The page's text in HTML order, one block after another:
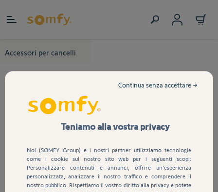
Accessori per cancelli
Teniamo alla vostra privacy
Noi (SOMFY Group) e i nostri partner utilizziamo tecnologie
come i cookie sul nostro sito web per i seguenti scopi:
Personalizzare contenuti e annunci, offrire un'esperienza
personalizzata, analizzare il nostro traffico e comprendere il
nostro pubblico. Rispettiamo il vostro diritto alla privacy e potete
Continua senza accettare →